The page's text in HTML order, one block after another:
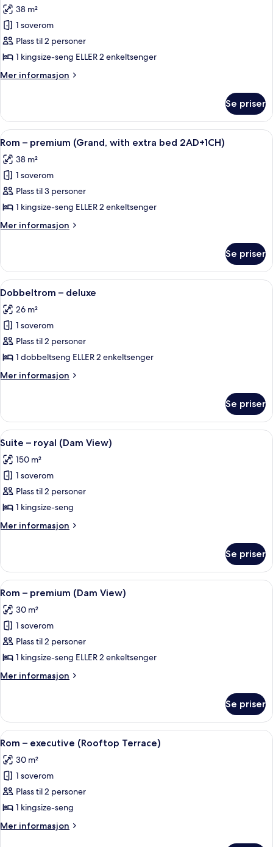
bildene
av
Rom
–
premium
(Grand)
38 m²
1 soverom
Plass til 2 personer
1 kingsize-seng ELLER 2 enkeltsenger
Mer informasjon
Mer
–
premium
(Grand)
Se priser
Åpne
alle
bildene
av
Rom
–
premium
(Grand,
extra
bed
2AD+1CH)
Minibar, safe på rommet, skrivebord
4
Rom – premium (Grand, with extra bed 2AD+1CH)
38 m²
1 soverom
Plass til 3 personer
1 kingsize-seng ELLER 2 enkeltsenger
Mer informasjon
Mer
–
premium
(Grand,
extra
bed
Se priser
Åpne
alle
bildene
av
Dobbeltrom
–
deluxe
Dobbeltrom – deluxe | Minibar, safe
4
Dobbeltrom – deluxe
26 m²
1 soverom
Plass til 2 personer
1 dobbeltseng ELLER 2 enkeltsenger
Mer informasjon
Mer
–
deluxe
Se priser
Åpne
alle
bildene
av
Suite
–
royal
(Dam
Minibar, safe på rommet, skrivebord
5
Suite – royal (Dam View)
150 m²
1 soverom
Plass til 2 personer
1 kingsize-seng
Mer informasjon
Mer
–
royal
(Dam
Se priser
Åpne
alle
bildene
av
Rom
–
premium
(Dam
Rom – premium (Dam View) |
4
Rom – premium (Dam View)
30 m²
1 soverom
Plass til 2 personer
1 kingsize-seng ELLER 2 enkeltsenger
Mer informasjon
Mer
–
premium
(Dam
Se priser
Åpne
alle
bildene
av
Rom
–
executive
(Rooftop
Minibar, safe på rommet, skrivebord
6
Rom – executive (Rooftop Terrace)
30 m²
1 soverom
Plass til 2 personer
1 kingsize-seng
Mer informasjon
Mer